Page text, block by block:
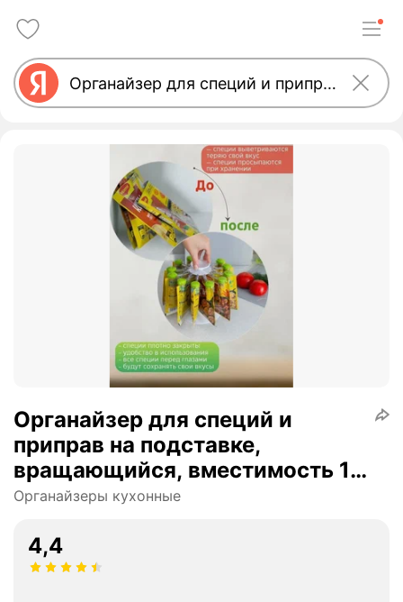
Органайзер для специй и
приправ на подставке,
вращающийся, вместимость 12
штук
Органайзеры кухонные
4,4